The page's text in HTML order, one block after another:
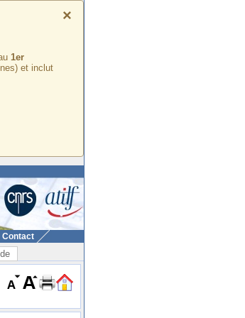
×
1er
et inclut
Contact